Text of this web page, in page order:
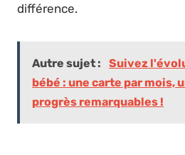
différence.
Autre sujet :
Suivez
bébé : une carte par mois,
progrès remarquables !